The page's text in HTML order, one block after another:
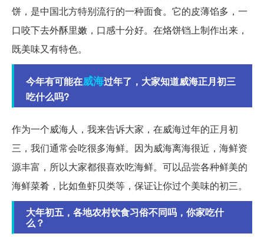
饼，是中国北方特别流行的一种面食。它的皮薄馅多，一
口咬下去外酥里嫩，口感十分好。在烙饼铛上制作出来，
既美味又有特色。
今年有可能在威海过年了，大家知道威海正月初三
吃什么吗?
作为一个威海人，我来告诉大家，在威海过年的正月初
三，我们通常会吃很多海鲜。因为威海离海很近，海鲜资
源丰富，所以大家都很喜欢吃海鲜。可以品尝各种鲜美的
海鲜菜肴，比如鱼虾贝类等，保证让你过个美味的初三。
大年初五，各地农村饮食习俗不同吗，你家吃什
么？